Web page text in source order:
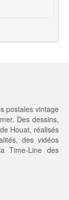
postales vintage
Des dessins,
Houat, réalisés
, des vidéos
Time-Line des